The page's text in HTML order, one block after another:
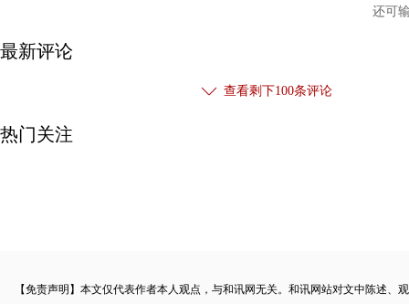
还可
最新评论
查看剩下100条评论
热门关注
【免责声明】本文仅代表作者本人观点，与和讯网无关。和讯网站对文中陈述